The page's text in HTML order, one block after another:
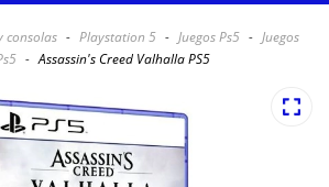
consolas - Playstation 5 - Juegos Ps5 - Juegos
- Assassin's Creed Valhalla PS5